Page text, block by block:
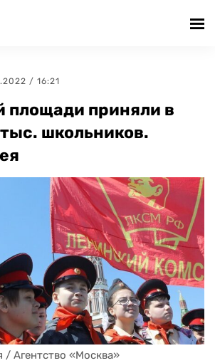
/ 16:21
площади приняли в
школьников.
/ Агентство «Москва»